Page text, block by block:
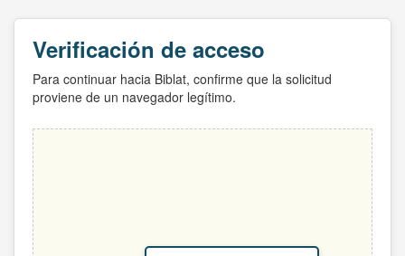
Verificación de acceso
Para continuar hacia Biblat, confirme que la solicitud
proviene de un navegador legítimo.